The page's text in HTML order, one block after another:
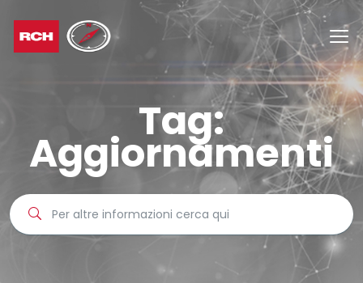
Tag:
Aggiornamenti